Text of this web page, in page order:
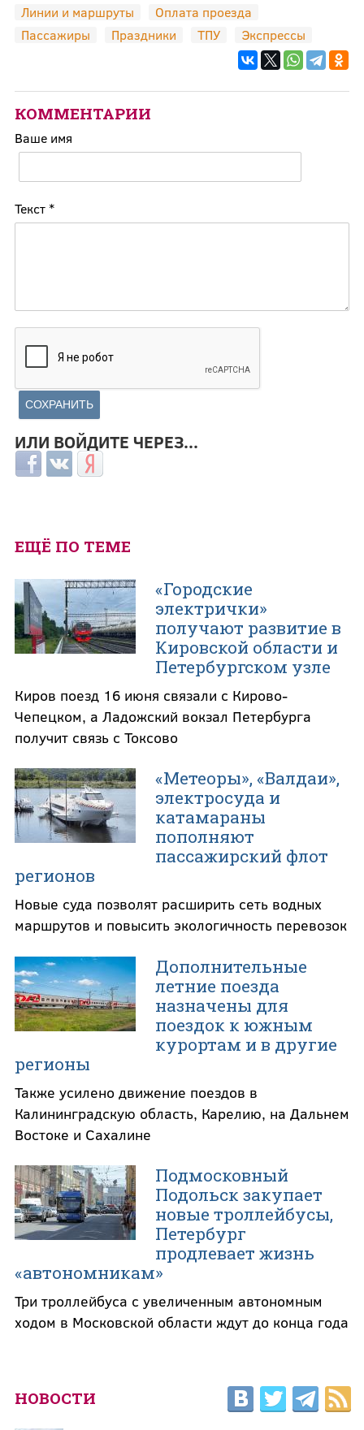
Линии и маршруты
Оплата проезда
Пассажиры
Праздники ТПУ Экспрессы
КОММЕНТАРИИ
Ваше имя
Текст *
ИЛИ ВОЙДИТЕ ЧЕРЕЗ...
Login with Facebook
Login with ВКонтакте
Login with Яндекс
ЕЩЁ ПО ТЕМЕ
«Городские
электрички»
получают развитие в
Кировской области и
Петербургском узле
Киров поезд 16 июня связали с Кирово-
Чепецком, а Ладожский вокзал Петербурга
получит связь с Токсово
«Метеоры», «Валдаи»,
электросуда и
катамараны
пополняют
пассажирский флот
регионов
Новые суда позволят расширить сеть водных
маршрутов и повысить экологичность перевозок
Дополнительные
летние поезда
назначены для
поездок к южным
курортам и в другие
регионы
Также усилено движение поездов в
Калининградскую область, Карелию, на Дальнем
Востоке и Сахалине
Подмосковный
Подольск закупает
новые троллейбусы,
Петербург
продлевает жизнь
«автономникам»
Три троллейбуса с увеличенным автономным
ходом в Московской области ждут до конца года
НОВОСТИ